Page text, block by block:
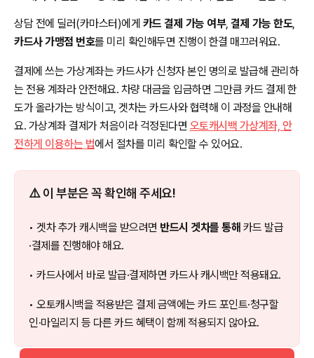
상담 전에 딜러(카마스터)에게 카드 결제 가능 여부, 결제 가능 한도,
카드사 가맹점 번호를 미리 확인해두면 진행이 한결 매끄러워요.
결제에 쓰는 가상계좌는 카드사가 신청자 본인 명의로 발급해 관리하
는 전용 계좌라 안전해요. 차량 대금을 입금하면 그만큼 카드 결제 한
도가 올라가는 방식이고, 겟차는 카드사와 협력해 이 과정을 안내해
요. 가상계좌 결제가 처음이라 걱정된다면 오토캐시백 가상계좌, 안
전하게 이용하는 법에서 절차를 미리 확인할 수 있어요.
⚠️ 이 부분은 꼭 확인해 주세요!
• 겟차 추가 캐시백을 받으려면 반드시 겟차를 통해 카드 발급
·결제를 진행해야 해요.
• 카드사에서 바로 발급·결제하면 카드사 캐시백만 적용돼요.
• 오토캐시백을 적용받은 결제 금액에는 카드 포인트·청구할
인·마일리지 등 다른 카드 혜택이 함께 적용되지 않아요.